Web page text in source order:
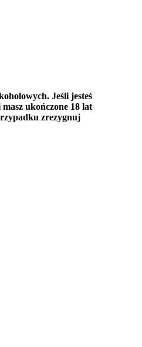
Jeśli jesteś
ukończone 18 lat
zrezygnuj